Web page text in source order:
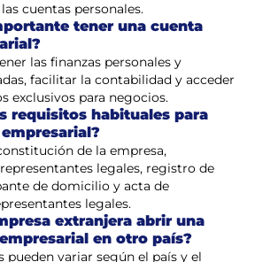
cuentas personales.
tener una cuenta
las finanzas personales y
facilitar la contabilidad y acceder
exclusivos para negocios.
requisitos habituales para
de la empresa,
legales, registro de
de domicilio y acta de
legales.
extranjera abrir una
en otro país?
pueden variar según el país y el